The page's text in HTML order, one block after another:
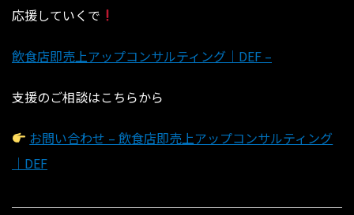
応援していくで
飲食店即売上アップコンサルティング｜DEF –
支援のご相談はこちらから
お問い合わせ – 飲食店即売上アップコンサルティング
｜DEF